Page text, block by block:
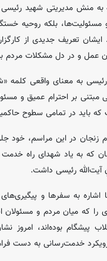
به منش مدیریتی شهید
مسئولیت‌ها، بلکه روحیه
ایشان تعریف جدیدی از
عمل و در دل مشکلات مردم
به معنای واقعی کلمه
مبتنی بر احترام عمیق و
که باید در تمامی سطوح
زنجان در این مراسم، خود
که به یاد شهدای راه
آیت‌الله رئیسی داشت.
اشاره به سفرها و
که میان مردم و مسئولان
پیشگام بوده‌اند، امروز
رویکرد خدمت‌رسانی به دست